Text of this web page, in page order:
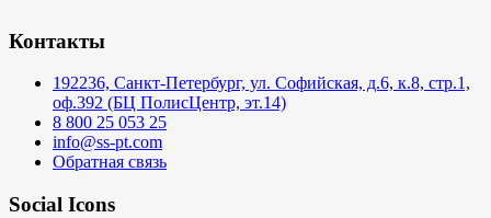
Контакты
192236, Санкт-Петербург, ул. Софийская, д.6, к.8, стр.1,
оф.392 (БЦ ПолисЦентр, эт.14)
8 800 25 053 25
info@ss-pt.com
Обратная связь
Social Icons